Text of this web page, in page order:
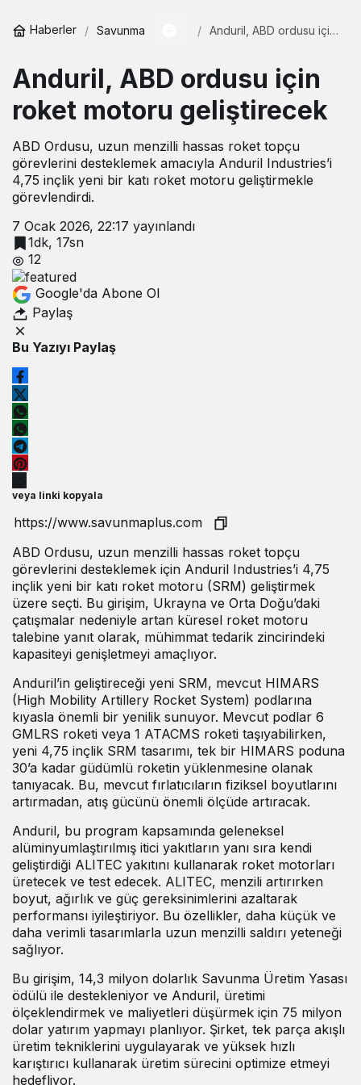
Haberler Savunma
Anduril, ABD ordusu için
Anduril, ABD ordusu için
roket motoru geliştirecek
ABD Ordusu, uzun menzilli hassas roket topçu
görevlerini desteklemek amacıyla Anduril Industries’i
4,75 inçlik yeni bir katı roket motoru geliştirmekle
görevlendirdi.
7 Ocak 2026, 22:17 yayınlandı
1dk, 17sn
12
Google'da Abone Ol
Paylaş
Bu Yazıyı Paylaş
veya linki kopyala
ABD Ordusu, uzun menzilli hassas roket topçu
görevlerini desteklemek için Anduril Industries’i 4,75
inçlik yeni bir katı roket motoru (SRM) geliştirmek
üzere seçti. Bu girişim, Ukrayna ve Orta Doğu’daki
çatışmalar nedeniyle artan küresel roket motoru
talebine yanıt olarak, mühimmat tedarik zincirindeki
kapasiteyi genişletmeyi amaçlıyor.
Anduril’in geliştireceği yeni SRM, mevcut HIMARS
(High Mobility Artillery Rocket System) podlarına
kıyasla önemli bir yenilik sunuyor. Mevcut podlar 6
GMLRS roketi veya 1 ATACMS roketi taşıyabilirken,
yeni 4,75 inçlik SRM tasarımı, tek bir HIMARS poduna
30’a kadar güdümlü roketin yüklenmesine olanak
tanıyacak. Bu, mevcut fırlatıcıların fiziksel boyutlarını
artırmadan, atış gücünü önemli ölçüde artıracak.
Anduril, bu program kapsamında geleneksel
alüminyumlaştırılmış itici yakıtların yanı sıra kendi
geliştirdiği ALITEC yakıtını kullanarak roket motorları
üretecek ve test edecek. ALITEC, menzili artırırken
boyut, ağırlık ve güç gereksinimlerini azaltarak
performansı iyileştiriyor. Bu özellikler, daha küçük ve
daha verimli tasarımlarla uzun menzilli saldırı yeteneği
sağlıyor.
Bu girişim, 14,3 milyon dolarlık Savunma Üretim Yasası
ödülü ile destekleniyor ve Anduril, üretimi
ölçeklendirmek ve maliyetleri düşürmek için 75 milyon
dolar yatırım yapmayı planlıyor. Şirket, tek parça akışlı
üretim tekniklerini uygulayarak ve yüksek hızlı
karıştırıcı kullanarak üretim sürecini optimize etmeyi
hedefliyor.